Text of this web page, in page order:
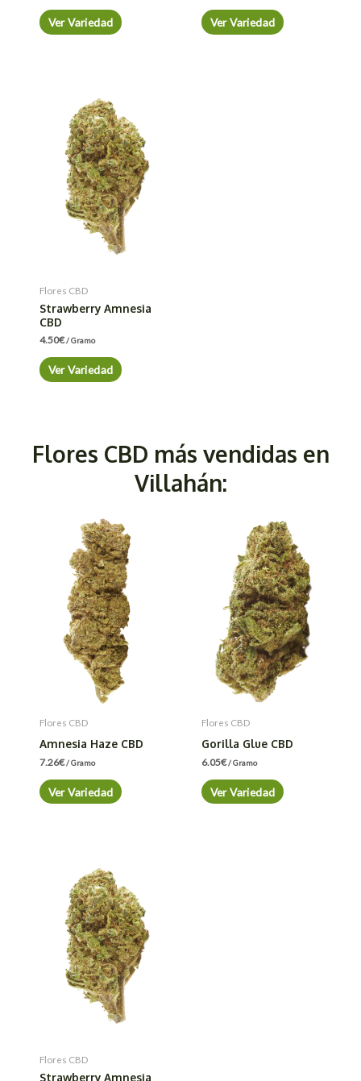
Ver Variedad Ver Variedad
Flores CBD
Strawberry Amnesia
CBD
4.50€/ Gramo
Ver Variedad
Flores CBD más vendidas en
Villahán:
Flores CBD
Amnesia Haze CBD
7.26€/ Gramo
Ver Variedad
Flores CBD
Gorilla Glue CBD
6.05€/ Gramo
Ver Variedad
Flores CBD
Strawberry Amnesia